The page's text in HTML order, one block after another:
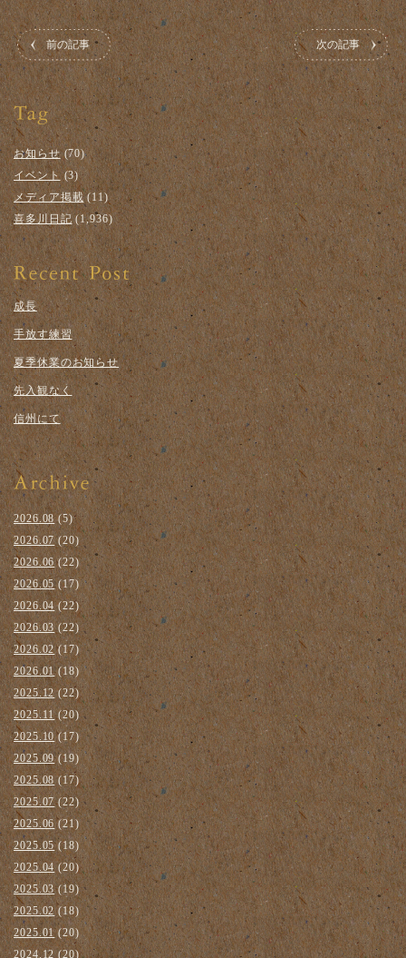
前の記事 次の記事
お知らせ(70)
イベント(3)
メディア掲載 (11)
喜多川日記 (1,936)
成長
手放す練習
夏季休業のお知らせ
先入観なく
信州にて
2026.08 (5)
2026.07 (20)
2026.06(22)
2026.05(17)
2026.04 (22)
2026.03(22)
2026.02(17)
2026.01(18)
2025.12 (22)
2025.11(20)
2025.10(17)
2025.09(19)
2025.08 (17)
2025.07(22)
2025.06(21)
2025.05(18)
2025.04 (20)
2025.03(19)
2025.02(18)
2025.01(20)
2024.12 (20)